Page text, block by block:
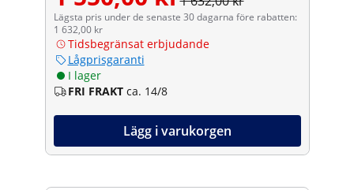
Lägsta pris under de senaste 30 dagarna före rabatten:
1 632,00 kr
Tidsbegränsat erbjudande
Lågprisgaranti
I lager
FRI FRAKT ca. 14/8
Lägg i varukorgen